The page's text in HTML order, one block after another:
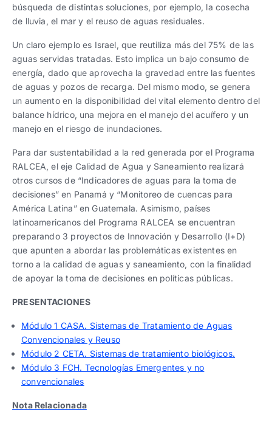
búsqueda de distintas soluciones, por ejemplo, la cosecha
de lluvia, el mar y el reuso de aguas residuales.
Un claro ejemplo es Israel, que reutiliza más del 75% de las
aguas servidas tratadas. Esto implica un bajo consumo de
energía, dado que aprovecha la gravedad entre las fuentes
de aguas y pozos de recarga. Del mismo modo, se genera
un aumento en la disponibilidad del vital elemento dentro del
balance hídrico, una mejora en el manejo del acuífero y un
manejo en el riesgo de inundaciones.
Para dar sustentabilidad a la red generada por el Programa
RALCEA, el eje Calidad de Agua y Saneamiento realizará
otros cursos de “Indicadores de aguas para la toma de
decisiones” en Panamá y “Monitoreo de cuencas para
América Latina” en Guatemala. Asimismo, países
latinoamericanos del Programa RALCEA se encuentran
preparando 3 proyectos de Innovación y Desarrollo (I+D)
que apunten a abordar las problemáticas existentes en
torno a la calidad de aguas y saneamiento, con la finalidad
de apoyar la toma de decisiones en políticas públicas.
PRESENTACIONES
Módulo 1 CASA. Sistemas de Tratamiento de Aguas
Convencionales y Reuso
Módulo 2 CETA. Sistemas de tratamiento biológicos.
Módulo 3 FCH. Tecnologías Emergentes y no
convencionales
Nota Relacionada